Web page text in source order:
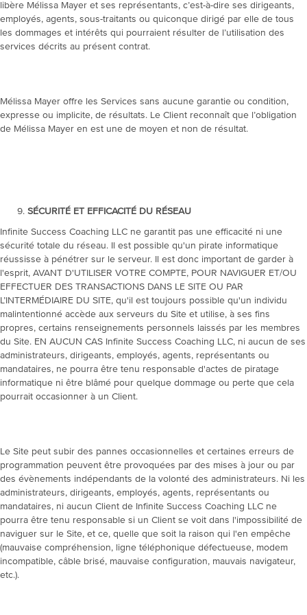
libère Mélissa Mayer et ses représentants, c’est-à-dire ses dirigeants,
employés, agents, sous-traitants ou quiconque dirigé par elle de tous
les dommages et intérêts qui pourraient résulter de l’utilisation des
services décrits au présent contrat.
Mélissa Mayer offre les Services sans aucune garantie ou condition,
expresse ou implicite, de résultats. Le Client reconnaît que l’obligation
de Mélissa Mayer en est une de moyen et non de résultat.
SÉCURITÉ ET EFFICACITÉ DU RÉSEAU
Infinite Success Coaching LLC ne garantit pas une efficacité ni une
sécurité totale du réseau. Il est possible qu'un pirate informatique
réussisse à pénétrer sur le serveur. Il est donc important de garder à
l'esprit, AVANT D'UTILISER VOTRE COMPTE, POUR NAVIGUER ET/OU
EFFECTUER DES TRANSACTIONS DANS LE SITE OU PAR
L’INTERMÉDIAIRE DU SITE, qu'il est toujours possible qu'un individu
malintentionné accède aux serveurs du Site et utilise, à ses fins
propres, certains renseignements personnels laissés par les membres
du Site. EN AUCUN CAS Infinite Success Coaching LLC, ni aucun de ses
administrateurs, dirigeants, employés, agents, représentants ou
mandataires, ne pourra être tenu responsable d'actes de piratage
informatique ni être blâmé pour quelque dommage ou perte que cela
pourrait occasionner à un Client.
Le Site peut subir des pannes occasionnelles et certaines erreurs de
programmation peuvent être provoquées par des mises à jour ou par
des évènements indépendants de la volonté des administrateurs. Ni les
administrateurs, dirigeants, employés, agents, représentants ou
mandataires, ni aucun Client de Infinite Success Coaching LLC ne
pourra être tenu responsable si un Client se voit dans l'impossibilité de
naviguer sur le Site, et ce, quelle que soit la raison qui l'en empêche
(mauvaise compréhension, ligne téléphonique défectueuse, modem
incompatible, câble brisé, mauvaise configuration, mauvais navigateur,
etc.).